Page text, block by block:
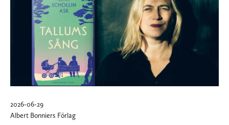
2026-06-29
Albert Bonniers Förlag